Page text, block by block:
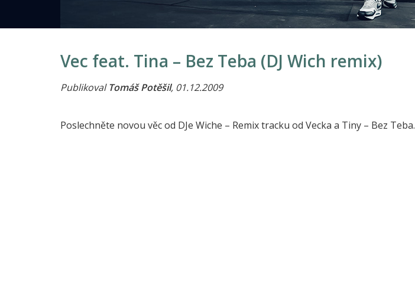
Vec feat. Tina – Bez Teba (DJ Wich remix)
PublikovalTomáš Potěšil, 01.12.2009
Poslechněte novou věc od DJe Wiche – Remix tracku od Vecka a Tiny – Bez Teba.